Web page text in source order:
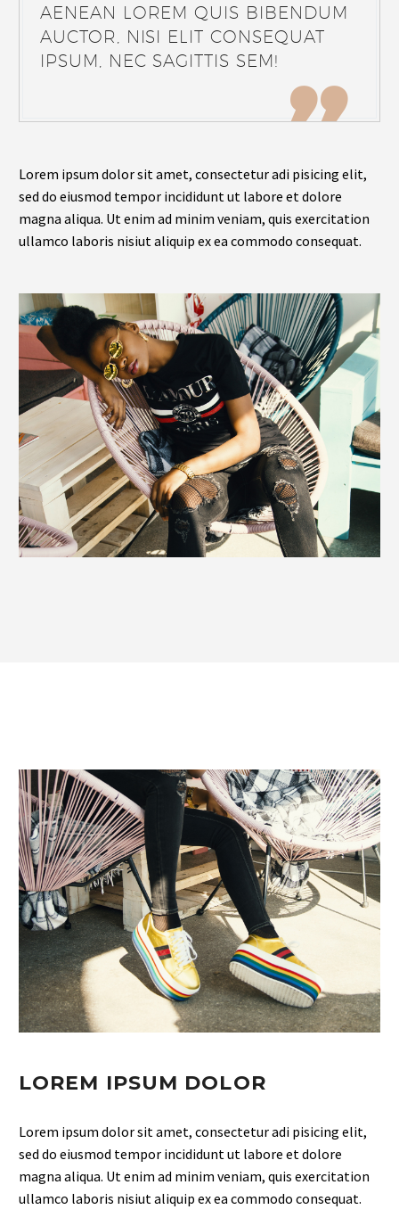
AENEAN LOREM QUIS BIBENDUM
AUCTOR, NISI ELIT CONSEQUAT
IPSUM, NEC SAGITTIS SEM!

Lorem ipsum dolor sit amet, consectetur adi pisicing elit,
sed do eiusmod tempor incididunt ut labore et dolore
magna aliqua. Ut enim ad minim veniam, quis exercitation
ullamco laboris nisiut aliquip ex ea commodo consequat.
LOREM IPSUM DOLOR
Lorem ipsum dolor sit amet, consectetur adi pisicing elit,
sed do eiusmod tempor incididunt ut labore et dolore
magna aliqua. Ut enim ad minim veniam, quis exercitation
ullamco laboris nisiut aliquip ex ea commodo consequat.